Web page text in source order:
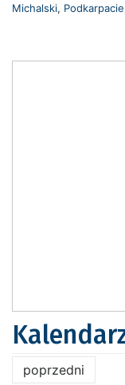
Michalski, Podkarpacie
poprzedni